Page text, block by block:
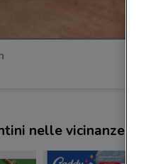
nelle vicinanze